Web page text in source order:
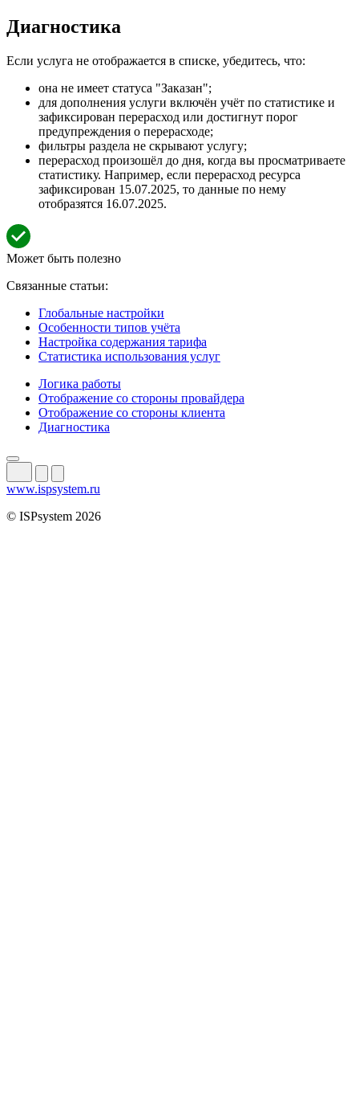
Диагностика
Если услуга не отображается в списке, убедитесь, что:
она не имеет статуса "Заказан";
для дополнения услуги включён учёт по статистике и
зафиксирован перерасход или достигнут порог
предупреждения о перерасходе;
фильтры раздела не скрывают услугу;
перерасход произошёл до дня, когда вы просматриваете
статистику. Например, если перерасход ресурса
зафиксирован 15.07.2025, то данные по нему
отобразятся 16.07.2025.
Может быть полезно
Связанные статьи:
Глобальные настройки
Особенности типов учёта
Настройка содержания тарифа
Статистика использования услуг
Логика работы
Отображение со стороны провайдера
Отображение со стороны клиента
Диагностика
www.ispsystem.ru
© ISPsystem 2026